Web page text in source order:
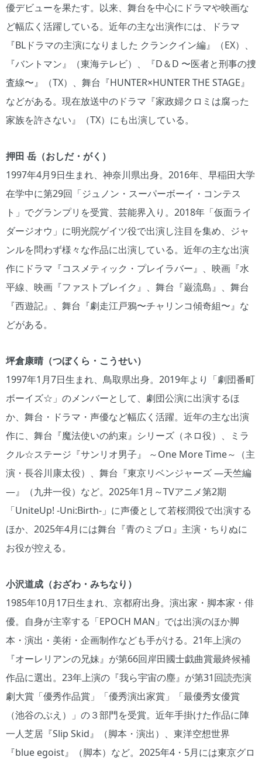
優デビューを果たす。以来、舞台を中心にドラマや映画な
ど幅広く活躍している。近年の主な出演作には、ドラマ
『BLドラマの主演になりました クランクイン編』（EX）、
『バントマン』（東海テレビ）、『D＆D 〜医者と刑事の捜
査線〜』（TX）、舞台『HUNTER×HUNTER THE STAGE』
などがある。現在放送中のドラマ『家政婦クロミは腐った
家族を許さない』（TX）にも出演している。
押田 岳（おしだ・がく）
1997年4月9日生まれ、神奈川県出身。2016年、早稲田大学
在学中に第29回「ジュノン・スーパーボーイ・コンテス
ト」でグランプリを受賞、芸能界入り。2018年「仮面ライ
ダージオウ」に明光院ゲイツ役で出演し注目を集め、ジャ
ンルを問わず様々な作品に出演している。近年の主な出演
作にドラマ『コスメティック・プレイラバー』、映画『水
平線、映画『ファストブレイク』、舞台『巌流島』、舞台
『西遊記』、舞台『劇走江戸鴉〜チャリンコ傾奇組〜』な
どがある。
坪倉康晴（つぼくら・こうせい）
1997年1月7日生まれ、鳥取県出身。2019年より「劇団番町
ボーイズ☆」のメンバーとして、劇団公演に出演するほ
か、舞台・ドラマ・声優など幅広く活躍。近年の主な出演
作に、舞台『魔法使いの約束』シリーズ（ネロ役）、ミラ
クル☆ステージ『サンリオ男子』 ～One More Time～（主
演・長谷川康太役）、舞台『東京リベンジャーズ ―天竺編
―』（九井一役）など。2025年1月～TVアニメ第2期
「UniteUp! -Uni:Birth-」に声優として若桜潤役で出演する
ほか、2025年4月には舞台『青のミブロ』主演・ちりぬに
お役が控える。
小沢道成（おざわ・みちなり）
1985年10月17日生まれ、京都府出身。演出家・脚本家・俳
優。自身が主宰する「EPOCH MAN」では出演のほか脚
本・演出・美術・企画制作なども手がける。21年上演の
『オーレリアンの兄妹』が第66回岸田國士戯曲賞最終候補
作品に選出。23年上演の『我ら宇宙の塵』が第31回読売演
劇大賞「優秀作品賞」「優秀演出家賞」「最優秀女優賞
（池谷のぶえ）」の３部門を受賞。近年手掛けた作品に陣
一人芝居『Slip Skid』（脚本・演出）、東洋空想世界
『blue egoist』（脚本）など。2025年4・5月には東京グロ